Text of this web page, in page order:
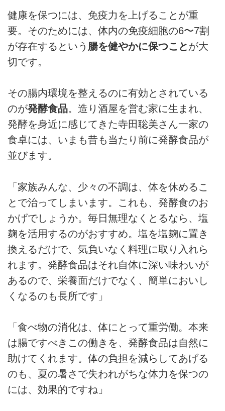
健康を保つには、免疫力を上げることが重
要。そのためには、体内の免疫細胞の6〜7割
が存在するという 腸を健やかに保つことが大
切です。
その腸内環境を整えるのに有効とされている
のが発酵食品。造り酒屋を営む家に生まれ、
発酵を身近に感じてきた寺田聡美さん一家の
食卓には、いまも昔も当たり前に発酵食品が
並びます。
「家族みんな、少々の不調は、体を休めるこ
とで治ってしまいます。これも、発酵食のお
かげでしょうか。毎日無理なくとるなら、塩
麹を活用するのがおすすめ。塩を塩麹に置き
換えるだけで、気負いなく料理に取り入れら
れます。発酵食品はそれ自体に深い味わいが
あるので、栄養面だけでなく、簡単においし
くなるのも長所です」
「食べ物の消化は、体にとって重労働。本来
は腸ですべきこの働きを、発酵食品は自然に
助けてくれます。体の負担を減らしてあげる
のも、夏の暑さで失われがちな体力を保つの
には、効果的ですね」